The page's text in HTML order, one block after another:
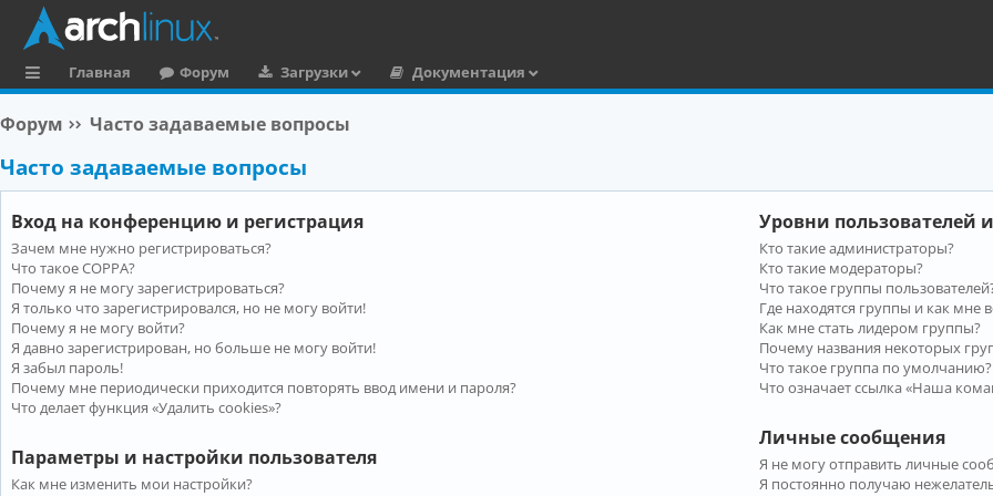
ы
л
Главная Форум Загрузки
Документация
Форум Часто задаваемые вопросы
Часто задаваемые вопросы
Вход на конференцию и регистрация
Зачем мне нужно регистрироваться?
Что такое COPPA?
Почему я не могу зарегистрироваться?
Я только что зарегистрировался, но не могу войти!
Почему я не могу войти?
Я давно зарегистрирован, но больше не могу войти!
Я забыл пароль!
Почему мне периодически приходится повторять ввод имени и пароля?
Что делает функция «Удалить cookies»?
Параметры и настройки пользователя
Как мне изменить мои настройки?
Уровни пользователей
Кто такие администраторы?
Кто такие модераторы?
Что такое группы
Где находятся группы и как мне
Как мне стать лидером группы?
Почему названия некоторых
Что такое группа по умолчанию?
Что означает ссылка «Наша
Личные сообщения
Я не могу отправить личные
Я постоянно получаю